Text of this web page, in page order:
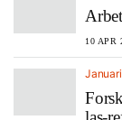
10 APR